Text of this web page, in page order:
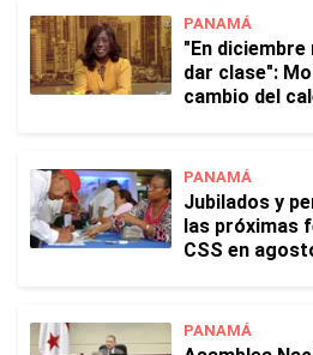
PANAMÁ
"En
dar clase":
cambio del
PANAMÁ
Jubilados y
las próximas
CSS en
PANAMÁ